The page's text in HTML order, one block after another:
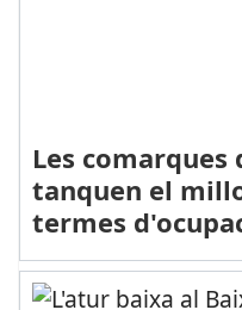
Les comarques
tanquen el
termes